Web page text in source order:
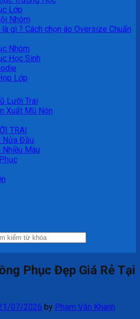
Lớp
Nhóm
gì ? Cách chọn áo Oversize Chuẩn
Nhóm
Học Sinh
Lớp
Lưỡi Trai
Xuất Mũ Nón
TRAI
Nửa Đầu
Màu
Phục Đẹp Giá Rẻ Tại
07/2026 by Phạm Văn Khanh